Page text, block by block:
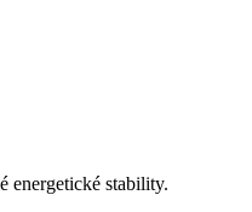
energetické stability.